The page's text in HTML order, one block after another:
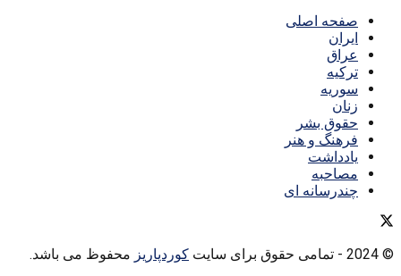
صفحه اصلی
ایران
عراق
ترکیه
سوریه
زنان
حقوق بشر
فرهنگ و هنر
یادداشت
مصاحبه
چندرسانه ای
© 2024 - تمامی حقوق برای سایت کوردپاریز محفوظ می باشد.